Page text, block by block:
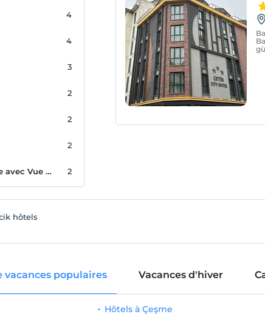
4
4
3
2
2
2
Suite Exécutive avec Vue Partielle sur la Mer 2
1
1
hôtels
vacances populaires Vacances d'hiver
Hôtels à Çeşme